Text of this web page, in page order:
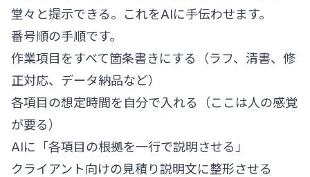
堂々と提示できる。これをAIに手伝わせます。
番号順の手順です。
作業項目をすべて箇条書きにする（ラフ、清書、修
正対応、データ納品など）
各項目の想定時間を自分で入れる（ここは人の感覚
が要る）
AIに「各項目の根拠を一行で説明させる」
クライアント向けの見積り説明文に整形させる